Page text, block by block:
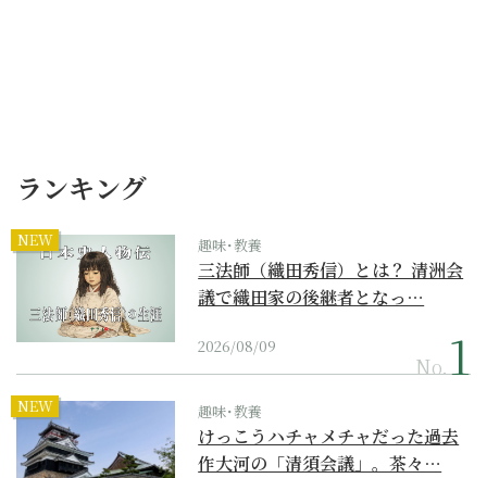
ランキング
NEW 趣味･教養
三法師（織田秀信）とは？ 清洲会
議で織田家の後継者となっ…
2026/08/09
No.
NEW 趣味･教養
けっこうハチャメチャだった過去
作大河の「清須会議」。茶々…